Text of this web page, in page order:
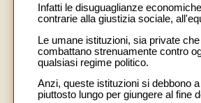
Infatti le disuguaglianze
contrarie alla giustizia sociale,
Le umane istituzioni, sia private
combattano strenuamente contro
qualsiasi regime politico.
Anzi, queste istituzioni si debbono
piuttosto lungo per giungere al fine